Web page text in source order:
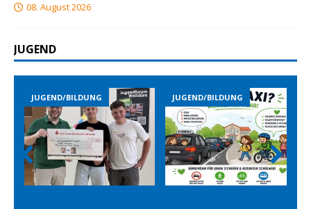
08. August 2026
JUGEND
JUGEND/BILDUNG JUGEND/BILDUNG
Prev
ious
Nex
t